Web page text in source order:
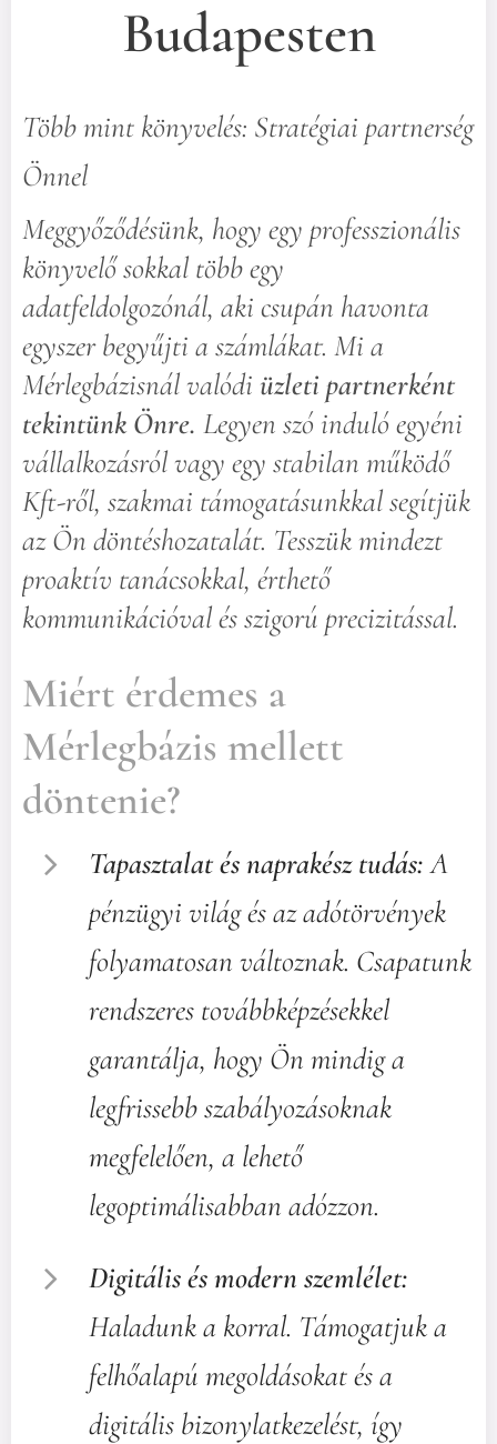
Budapesten
Több mint könyvelés: Stratégiai partnerség
Önnel
Meggyőződésünk, hogy egy professzionális
könyvelő sokkal több egy
adatfeldolgozónál, aki csupán havonta
egyszer begyűjti a számlákat. Mi a
Mérlegbázisnál valódi üzleti partnerként
tekintünk Önre. Legyen szó induló egyéni
vállalkozásról vagy egy stabilan működő
Kft-ről, szakmai támogatásunkkal segítjük
az Ön döntéshozatalát. Tesszük mindezt
proaktív tanácsokkal, érthető
kommunikációval és szigorú precizitással.
Miért érdemes a
Mérlegbázis mellett
döntenie?
Tapasztalat és naprakész tudás:A
pénzügyi világ és az adótörvények
folyamatosan változnak. Csapatunk
rendszeres továbbképzésekkel
garantálja, hogy Ön mindig a
legfrissebb szabályozásoknak
megfelelően, a lehető
legoptimálisabban adózzon.
Digitális és modern szemlélet:
Haladunk a korral. Támogatjuk a
felhőalapú megoldásokat és a
digitális bizonylatkezelést, így